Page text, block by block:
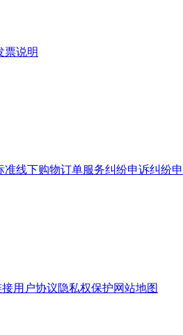
票说明
准线下购物订单服务纠纷申诉纠纷
接用户协议隐私权保护网站地图